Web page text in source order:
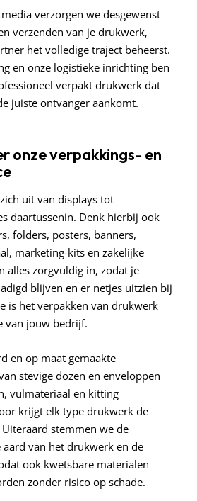
verzorgen we desgewenst
verzenden van je drukwerk,
het volledige traject beheerst.
en onze logistieke inrichting ben
verpakt drukwerk dat
juiste ontvanger aankomt.
onze verpakkings- en
uit van displays tot
daartussenin. Denk hierbij ook
folders, posters, banners,
marketing-kits en zakelijke
alles zorgvuldig in, zodat je
blijven en er netjes uitzien bij
is het verpakken van drukwerk
van jouw bedrijf.
en op maat gemaakte
stevige dozen en enveloppen
vulmateriaal en kitting
krijgt elk type drukwerk de
stemmen we de
van het drukwerk en de
ook kwetsbare materialen
zonder risico op schade.